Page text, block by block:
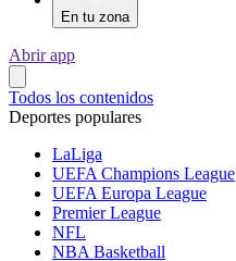
En tu zona
Abrir app
Todos los contenidos
Deportes populares
LaLiga
UEFA Champions League
UEFA Europa League
Premier League
NFL
NBA Basketball